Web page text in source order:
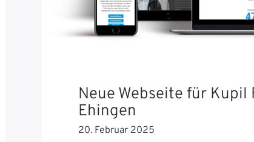
Neue Webseite für Kupil
Ehingen
20. Februar 2025